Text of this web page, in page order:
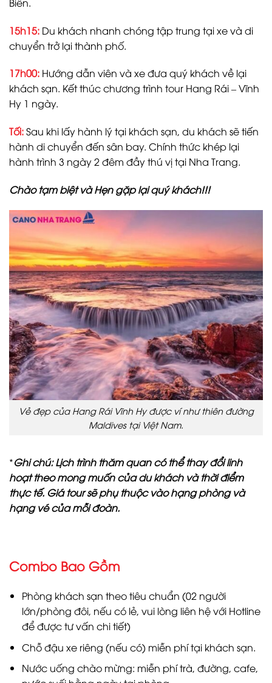
15h15: Du khách nhanh chóng tập trung tại xe và di
chuyển trở lại thành phố.
17h00: Hướng dẫn viên và xe đưa quý khách về lại
khách sạn. Kết thúc chương trình tour Hang Rái – Vĩnh
Hy 1 ngày.
Tối:Sau khi lấy hành lý tại khách sạn, du khách sẽ tiến
hành di chuyển đến sân bay. Chính thức khép lại
hành trình 3 ngày 2 đêm đầy thú vị tại Nha Trang.
Chào tạm biệt và Hẹn gặp lại quý khách!!!
Vẻ đẹp của Hang Rái Vĩnh Hy được ví như thiên đường
Maldives tại Việt Nam.
*Ghi chú: Lịch trình thăm quan có thể thay đổi linh
hoạt theo mong muốn của du khách và thời điểm
thực tế. Giá tour sẽ phụ thuộc vào hạng phòng và
hạng vé của mỗi đoàn.
Combo Bao Gồm
Phòng khách sạn theo tiêu chuẩn (02 người
lớn/phòng đôi, nếu có lẻ, vui lòng liên hệ với Hotline
để được tư vấn chi tiết)
Chỗ đậu xe riêng (nếu có) miễn phí tại khách sạn.
Nước uống chào mừng: miễn phí trà, đường, cafe,